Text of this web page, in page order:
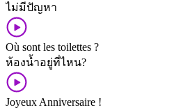
ไม่​มี​ปัญหา
Où sont les toilettes ?
ห้องน้ำ​อยู่​ที่ไหน?
Joyeux Anniversaire !